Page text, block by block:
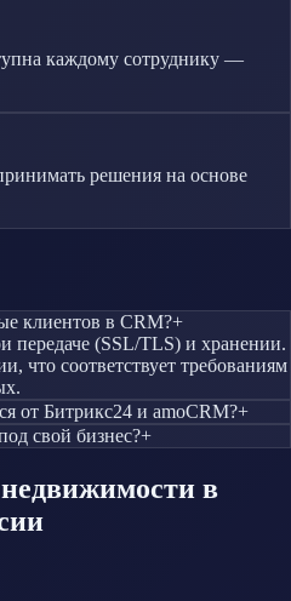
каждому сотруднику —
решения на основе
клиентов в CRM?+
передаче (SSL/TLS) и хранении.
что соответствует требованиям
от Битрикс24 и amoCRM?+
свой бизнес?+
недвижимости в